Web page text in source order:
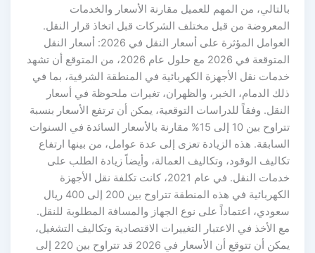
بالتالي، من المهم للعميل مقارنة الأسعار والخدمات
المعروضة من قبل مختلف الشركات قبل اتخاذ قرار النقل.
العوامل المؤثرة على أسعار النقل في 2026: أسعار النقل
المتوقعة في 2026 مع حلول عام 2026، من المتوقع أن تشهد
خدمات نقل الأجهزة الكهربائية في المنطقة الشرقية، بما في
ذلك الدمام، الخبر، والظهران، تغيرات ملحوظة في أسعار
النقل. وفقاً للدراسات التوقعية، يمكن أن ترتفع الأسعار بنسبة
تتراوح بين 10 إلى 15% مقارنة بالأسعار السائدة في السنوات
السابقة. هذه الزيادة تعزى إلى عدة عوامل، من بينها ارتفاع
تكاليف الوقود، وتكاليف العمالة، وأيضاً زيادة الطلب على
خدمات النقل. في عام 2021، كانت تكلفة نقل الأجهزة
الكهربائية في هذه المنطقة تتراوح بين 200 إلى 400 ريال
سعودي، اعتماداً على نوع الجهاز والمسافة المطلوبة للنقل.
مع الأخذ في الاعتبار التغييرات الاقتصادية وتكاليف التشغيل،
يمكن أن تتوقع أن الأسعار في 2026 قد تتراوح بين 220 إلى